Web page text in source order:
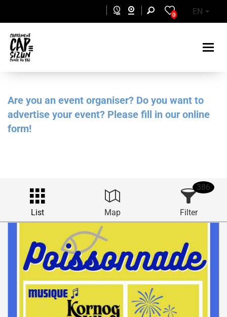
0 EN
Are you an event organiser? Do you want to
advertise your event? Please fill in our online
form!
List Map Filter
386